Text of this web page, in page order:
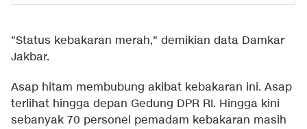
"Status kebakaran merah," demikian data Damkar
Jakbar.
Asap hitam membubung akibat kebakaran ini. Asap
terlihat hingga depan Gedung DPR RI. Hingga kini
sebanyak 70 personel pemadam kebakaran masih